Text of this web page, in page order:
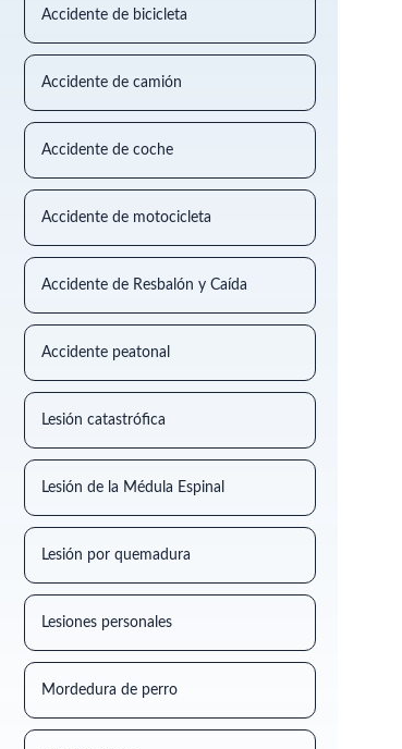
Accidente de bicicleta
Accidente de camión
Accidente de coche
Accidente de motocicleta
Accidente de Resbalón y Caída
Accidente peatonal
Lesión catastrófica
Lesión de la Médula Espinal
Lesión por quemadura
Lesiones personales
Mordedura de perro